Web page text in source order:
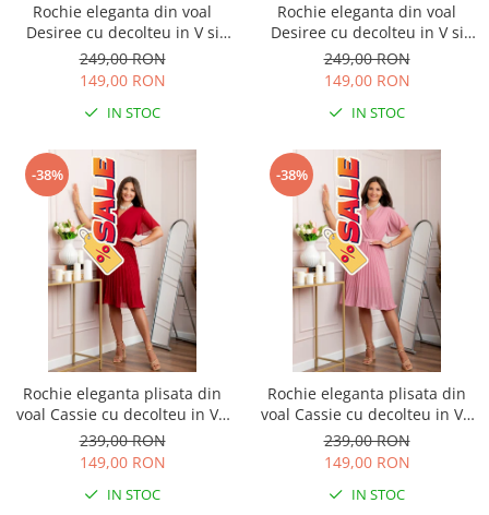
Rochie eleganta din voal
Desiree cu decolteu in V si
curea - Turcoaz aqua
249,00 RON
149,00 RON
IN STOC
Rochie eleganta din voal
Desiree cu decolteu in V si
curea - Bleumarin
249,00 RON
149,00 RON
IN STOC
-38%
Rochie eleganta plisata din
voal Cassie cu decolteu in V -
Grena
239,00 RON
149,00 RON
IN STOC
-38%
Rochie eleganta plisata din
voal Cassie cu decolteu in V -
Roz
239,00 RON
149,00 RON
IN STOC